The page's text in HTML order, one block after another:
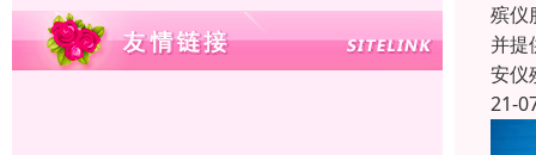
殡仪
并提
安仪
21-